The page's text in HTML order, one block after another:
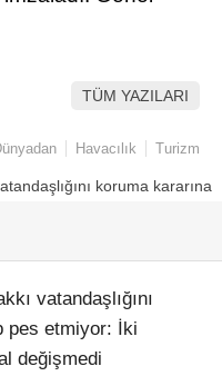
TÜM YAZILARI
Havacılık Turizm
vatandaşlığını
pes etmiyor: İki
değişmedi